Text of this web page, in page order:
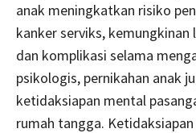
anak meningkatkan risiko
kanker serviks, kemungkinan
dan komplikasi selama
psikologis, pernikahan anak
ketidaksiapan mental
rumah tangga.